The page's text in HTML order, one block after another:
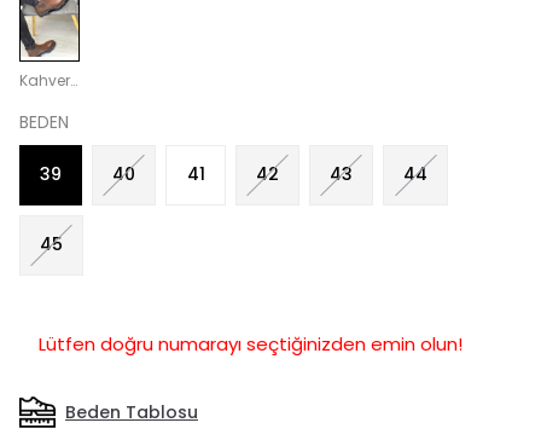
Kahverengi
BEDEN
39 40 41 42 43 44
45
Lütfen doğru numarayı seçtiğinizden emin olun!
Beden Tablosu